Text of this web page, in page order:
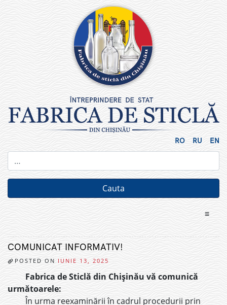
RO RU EN
≡
COMUNICAT INFORMATIV!
POSTED ON IUNIE 13, 2025
Fabrica de Sticlă din Chișinău vă comunică
următoarele:
În urma reexaminării în cadrul procedurii prin